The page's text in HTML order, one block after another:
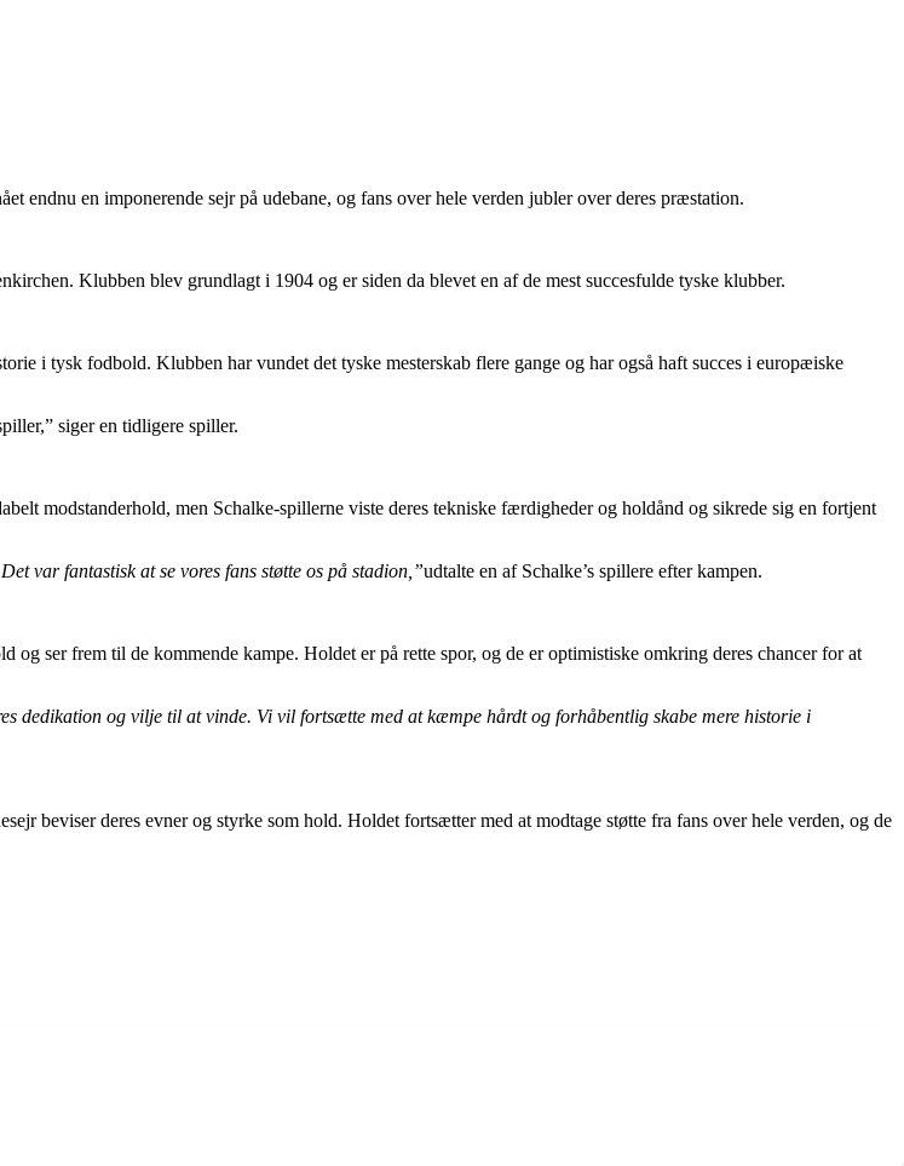
endnu en imponerende sejr på udebane, og fans over hele verden jubler over deres præstation.
Klubben blev grundlagt i 1904 og er siden da blevet en af de mest succesfulde tyske klubber.
i tysk fodbold. Klubben har vundet det tyske mesterskab flere gange og har også haft succes i europæiske
siger en tidligere spiller.
modstanderhold, men Schalke-spillerne viste deres tekniske færdigheder og holdånd og sikrede sig en fortjent
var fantastisk at se vores fans støtte os på stadion,”udtalte en af Schalke’s spillere efter kampen.
og ser frem til de kommende kampe. Holdet er på rette spor, og de er optimistiske omkring deres chancer for at
dedikation og vilje til at vinde. Vi vil fortsætte med at kæmpe hårdt og forhåbentlig skabe mere historie i
beviser deres evner og styrke som hold. Holdet fortsætter med at modtage støtte fra fans over hele verden, og de